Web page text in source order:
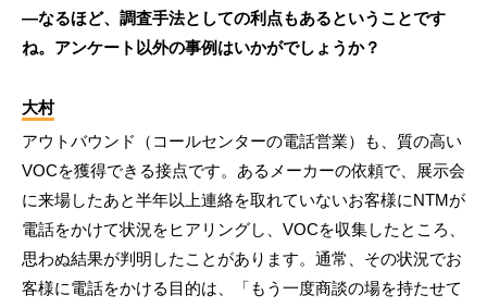
―なるほど、調査手法としての利点もあるということです
ね。アンケート以外の事例はいかがでしょうか？
大村
アウトバウンド（コールセンターの電話営業）も、質の高い
VOCを獲得できる接点です。あるメーカーの依頼で、展示会
に来場したあと半年以上連絡を取れていないお客様にNTMが
電話をかけて状況をヒアリングし、VOCを収集したところ、
思わぬ結果が判明したことがあります。通常、その状況でお
客様に電話をかける目的は、「もう一度商談の場を持たせて